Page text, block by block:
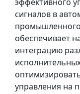
сигналов в
обеспечивает
интеграцию
управления на